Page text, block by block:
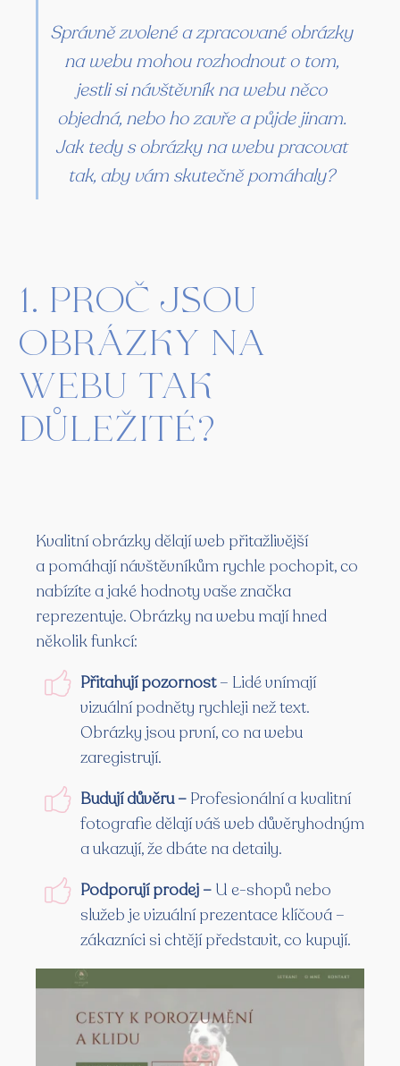
Správně zvolené a zpracované obrázky
na webu mohou rozhodnout o tom,
jestli si návštěvník na webu něco
objedná, nebo ho zavře a půjde jinam.
Jak tedy s obrázky na webu pracovat
tak, aby vám skutečně pomáhaly?
1. Proč jsou
obrázky na
webu tak
důležité?
Kvalitní obrázky dělají web přitažlivější
a pomáhají návštěvníkům rychle pochopit, co
nabízíte a jaké hodnoty vaše značka
reprezentuje. Obrázky na webu mají hned
několik funkcí:
Přitahují pozornost– Lidé vnímají
vizuální podněty rychleji než text.
Obrázky jsou první, co na webu
zaregistrují.
Budují důvěru – Profesionální a kvalitní
fotografie dělají váš web důvěryhodným
a ukazují, že dbáte na detaily.
Podporují prodej – U e-shopů nebo
služeb je vizuální prezentace klíčová –
zákazníci si chtějí představit, co kupují.